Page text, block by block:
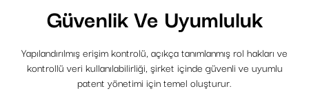
Güvenlik Ve Uyumluluk
Yapılandırılmış erişim kontrolü, açıkça tanımlanmış rol hakları ve
kontrollü veri kullanılabilirliği, şirket içinde güvenli ve uyumlu
patent yönetimi için temel oluşturur.